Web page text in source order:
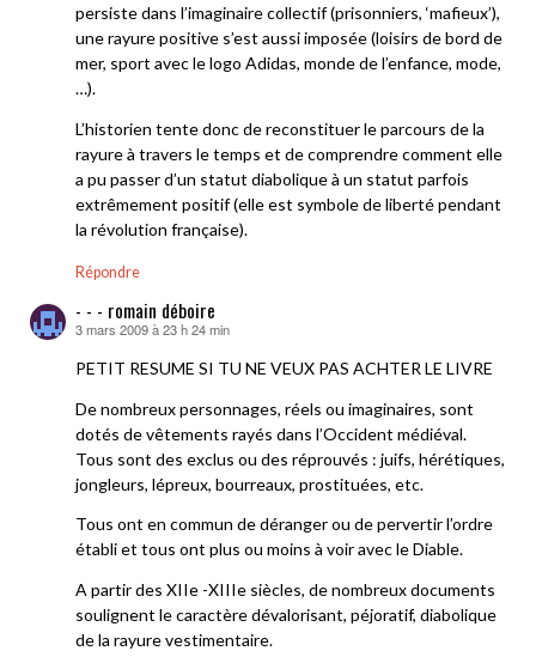
persiste dans l’imaginaire collectif (prisonniers, ‘mafieux’),
une rayure positive s’est aussi imposée (loisirs de bord de
mer, sport avec le logo Adidas, monde de l’enfance, mode,
…).
L’historien tente donc de reconstituer le parcours de la
rayure à travers le temps et de comprendre comment elle
a pu passer d’un statut diabolique à un statut parfois
extrêmement positif (elle est symbole de liberté pendant
la révolution française).
Répondre
- - - romain déboire
dit :
3 mars 2009 à 23 h 24 min
PETIT RESUME SI TU NE VEUX PAS ACHTER LE LIVRE
De nombreux personnages, réels ou imaginaires, sont
dotés de vêtements rayés dans l’Occident médiéval.
Tous sont des exclus ou des réprouvés : juifs, hérétiques,
jongleurs, lépreux, bourreaux, prostituées, etc.
Tous ont en commun de déranger ou de pervertir l’ordre
établi et tous ont plus ou moins à voir avec le Diable.
A partir des XIIe -XIIIe siècles, de nombreux documents
soulignent le caractère dévalorisant, péjoratif, diabolique
de la rayure vestimentaire.